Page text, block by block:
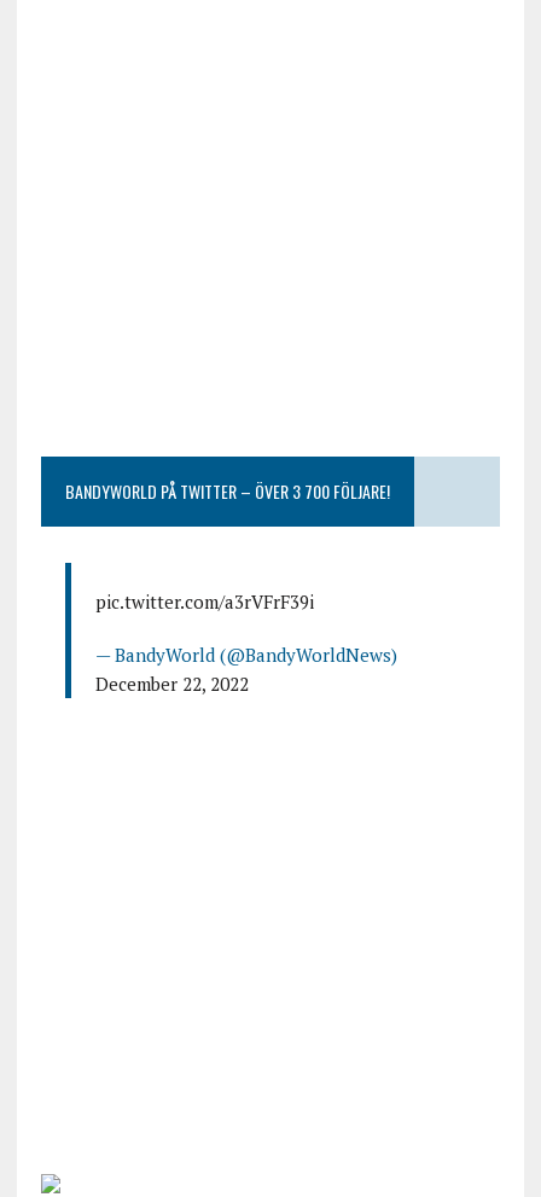
BANDYWORLD PÅ TWITTER – ÖVER 3 700 FÖLJARE!
pic.twitter.com/a3rVFrF39i
— BandyWorld (@BandyWorldNews)
December 22, 2022